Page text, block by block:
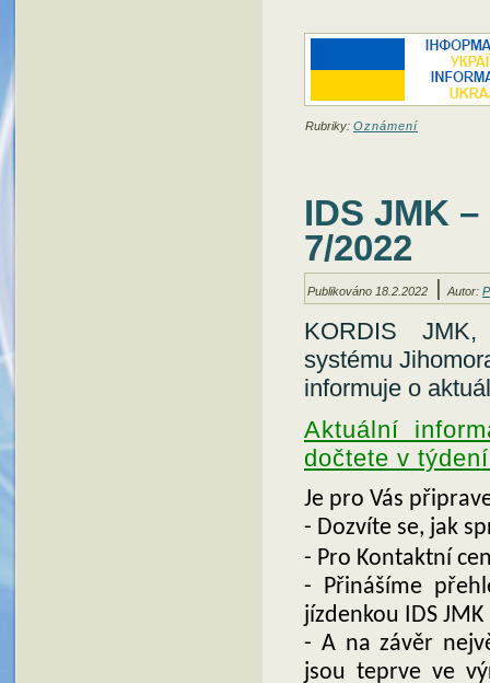
Rubriky: Oznámení
IDS JMK
7/2022
Publikováno 18.2.2022 Autor:
KORDIS JMK,
systému
informuje o
Aktuální
dočtete v
Je pro Vás
- Dozvíte se, jak
- Pro Kontaktní
- Přinášíme
jízdenkou IDS
- A na závěr
jsou teprve ve